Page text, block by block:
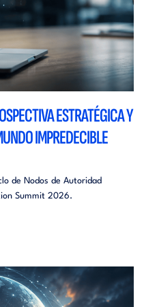
ESTRATÉGICA Y
IMPREDECIBLE
de Nodos de Autoridad
Summit 2026.